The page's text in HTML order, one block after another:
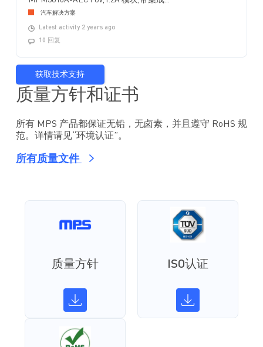
汽车解决方案
Latest activity 2 years ago
10 回复
获取技术支持
质量方针和证书
所有 MPS 产品都保证无铅，无卤素，并且遵守 RoHS 规
范。详情请见“环境认证”。
所有质量文件
质量方针 ISO认证